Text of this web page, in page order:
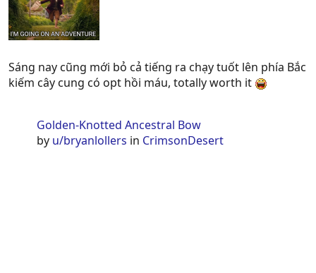
Sáng nay cũng mới bỏ cả tiếng ra chạy tuốt lên phía Bắc
kiếm cây cung có opt hồi máu, totally worth it
Golden-Knotted Ancestral Bow
by u/bryanlollers in CrimsonDesert